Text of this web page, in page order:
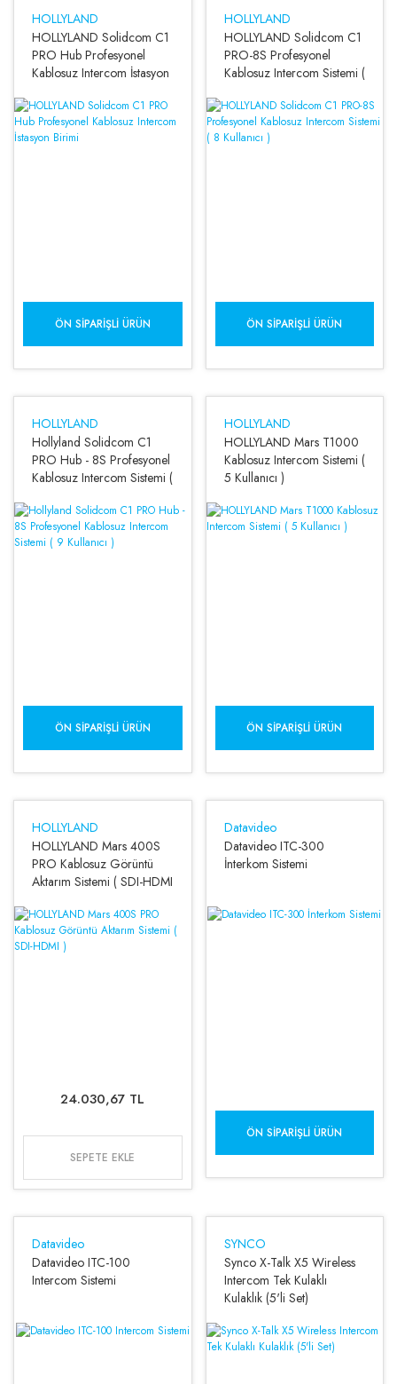
HOLLYLAND
HOLLYLAND Solidcom C1
PRO Hub Profesyonel
Kablosuz Intercom İstasyon
ÖN SIPARIŞLI ÜRÜN
HOLLYLAND
HOLLYLAND Solidcom C1
PRO-8S Profesyonel
Kablosuz Intercom Sistemi (
ÖN SIPARIŞLI ÜRÜN
HOLLYLAND
Hollyland Solidcom C1
PRO Hub - 8S Profesyonel
Kablosuz Intercom Sistemi (
ÖN SIPARIŞLI ÜRÜN
HOLLYLAND
HOLLYLAND Mars T1000
Kablosuz Intercom Sistemi (
5 Kullanıcı )
ÖN SIPARIŞLI ÜRÜN
HOLLYLAND
HOLLYLAND Mars 400S
PRO Kablosuz Görüntü
Aktarım Sistemi ( SDI-HDMI
24.030,67 TL
SEPETE EKLE
Datavideo
Datavideo ITC-300
İnterkom Sistemi
ÖN SIPARIŞLI ÜRÜN
Datavideo
Datavideo ITC-100
Intercom Sistemi
SYNCO
Synco X-Talk X5 Wireless
Intercom Tek Kulaklı
Kulaklık (5'li Set)